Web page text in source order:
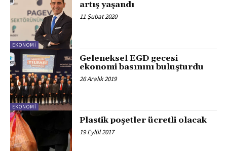
EKONOMI
artış yaşandı
11 Şubat 2020
EKONOMI
Geleneksel EGD gecesi
ekonomi basınını buluşturdu
26 Aralık 2019
Plastik poşetler ücretli olacak
19 Eylül 2017